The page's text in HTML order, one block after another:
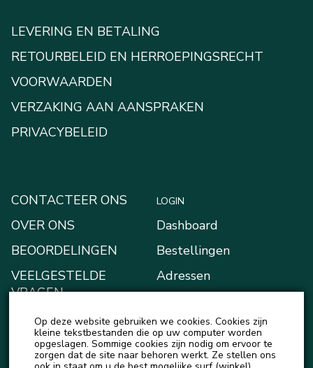
LEVERING EN BETALING
RETOURBELEID EN HERROEPINGSRECHT
VOORWAARDEN
VERZAKING AAN AANSPRAKEN
PRIVACYBELEID
CONTACTEER ONS
OVER ONS
BEOORDELINGEN
VEELGESTELDE
VRAGEN
BLOGGEN
NIEUWS
LOGIN
Dashboard
Bestellingen
Adressen
Mijn Kluis
Account details
Op deze website gebruiken we cookies. Cookies zijn
kleine tekstbestanden die op uw computer worden
opgeslagen. Sommige cookies zijn nodig om ervoor te
zorgen dat de site naar behoren werkt. Ze stellen ons